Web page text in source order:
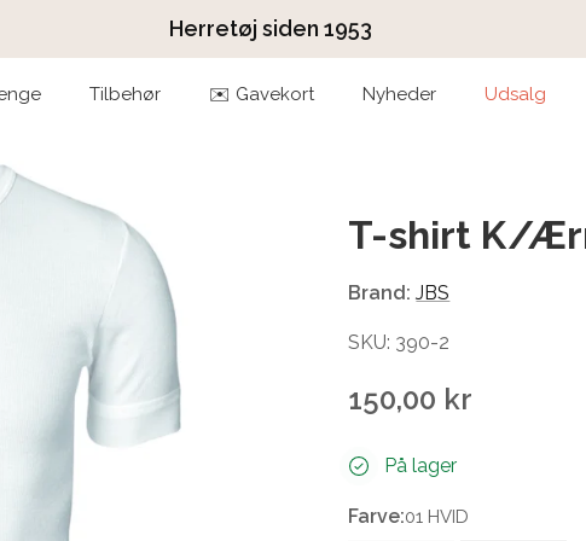
Herretøj siden 1953
Tilbehør ✉️ Gavekort Nyheder Udsalg
T-shirt K/
Brand: JBS
SKU: 390-2
150,00 kr
På lager
Farve:01 HVID